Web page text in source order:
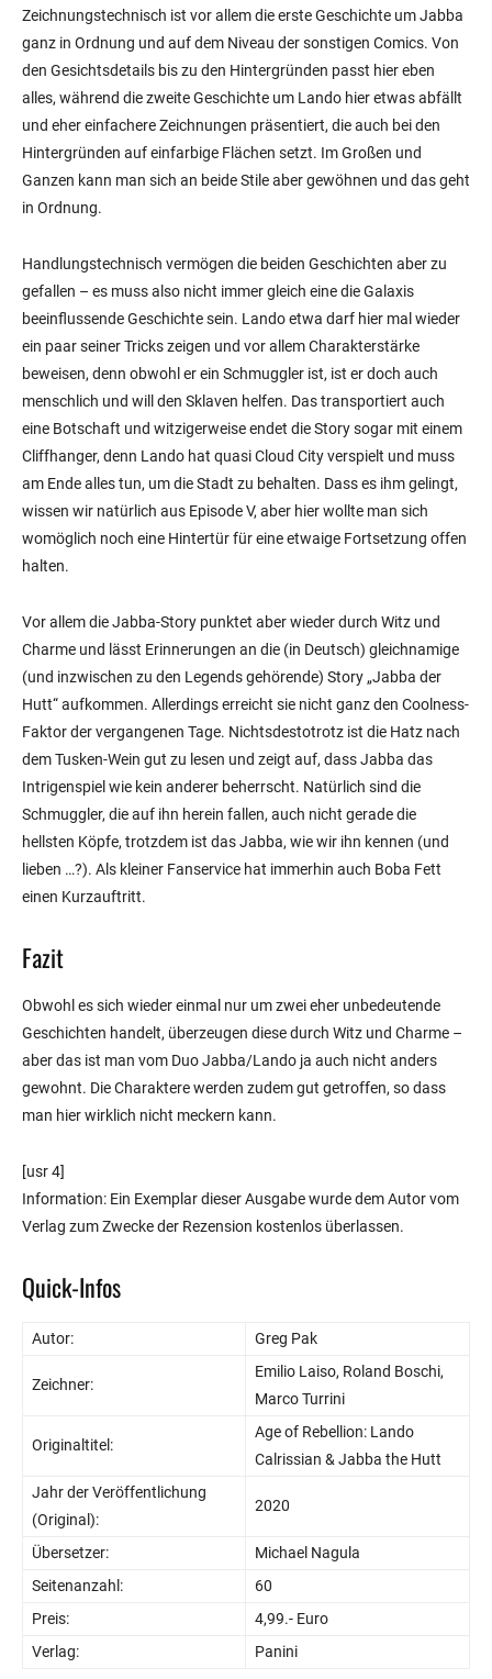
Zeichnungstechnisch ist vor allem die erste Geschichte um Jabba
ganz in Ordnung und auf dem Niveau der sonstigen Comics. Von
den Gesichtsdetails bis zu den Hintergründen passt hier eben
alles, während die zweite Geschichte um Lando hier etwas abfällt
und eher einfachere Zeichnungen präsentiert, die auch bei den
Hintergründen auf einfarbige Flächen setzt. Im Großen und
Ganzen kann man sich an beide Stile aber gewöhnen und das geht
in Ordnung.
Handlungstechnisch vermögen die beiden Geschichten aber zu
gefallen – es muss also nicht immer gleich eine die Galaxis
beeinflussende Geschichte sein. Lando etwa darf hier mal wieder
ein paar seiner Tricks zeigen und vor allem Charakterstärke
beweisen, denn obwohl er ein Schmuggler ist, ist er doch auch
menschlich und will den Sklaven helfen. Das transportiert auch
eine Botschaft und witzigerweise endet die Story sogar mit einem
Cliffhanger, denn Lando hat quasi Cloud City verspielt und muss
am Ende alles tun, um die Stadt zu behalten. Dass es ihm gelingt,
wissen wir natürlich aus Episode V, aber hier wollte man sich
womöglich noch eine Hintertür für eine etwaige Fortsetzung offen
halten.
Vor allem die Jabba-Story punktet aber wieder durch Witz und
Charme und lässt Erinnerungen an die (in Deutsch) gleichnamige
(und inzwischen zu den Legends gehörende) Story „Jabba der
Hutt“ aufkommen. Allerdings erreicht sie nicht ganz den Coolness-
Faktor der vergangenen Tage. Nichtsdestotrotz ist die Hatz nach
dem Tusken-Wein gut zu lesen und zeigt auf, dass Jabba das
Intrigenspiel wie kein anderer beherrscht. Natürlich sind die
Schmuggler, die auf ihn herein fallen, auch nicht gerade die
hellsten Köpfe, trotzdem ist das Jabba, wie wir ihn kennen (und
lieben …?). Als kleiner Fanservice hat immerhin auch Boba Fett
einen Kurzauftritt.
Fazit
Obwohl es sich wieder einmal nur um zwei eher unbedeutende
Geschichten handelt, überzeugen diese durch Witz und Charme –
aber das ist man vom Duo Jabba/Lando ja auch nicht anders
gewohnt. Die Charaktere werden zudem gut getroffen, so dass
man hier wirklich nicht meckern kann.
[usr 4]
Information: Ein Exemplar dieser Ausgabe wurde dem Autor vom
Verlag zum Zwecke der Rezension kostenlos überlassen.
Quick-Infos
Autor: Greg Pak
Zeichner:
Emilio Laiso, Roland Boschi,
Marco Turrini
Originaltitel:
Age of Rebellion: Lando
Calrissian & Jabba the Hutt
Jahr der Veröffentlichung
(Original):
2020
Übersetzer:
Michael Nagula
Seitenanzahl:
60
Preis:
4,99.- Euro
Verlag:
Panini